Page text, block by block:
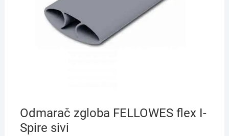
Odmarač zgloba FELLOWES flex I-
Spire sivi